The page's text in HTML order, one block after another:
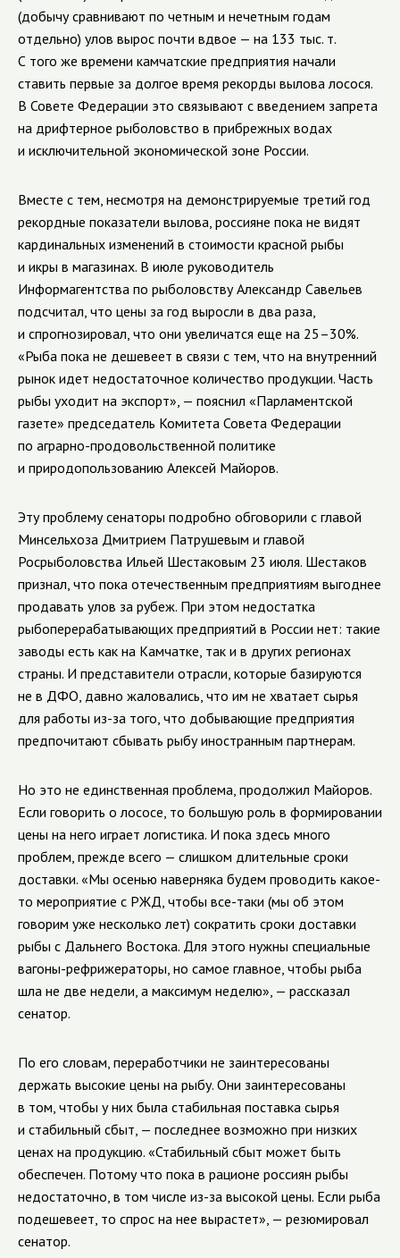
(добычу сравнивают по четным и нечетным годам
отдельно) улов вырос почти вдвое — на 133 тыс. т.
С того же времени камчатские предприятия начали
ставить первые за долгое время рекорды вылова лосося.
В Совете Федерации это связывают с введением запрета
на дрифтерное рыболовство в прибрежных водах
и исключительной экономической зоне России.
Вместе с тем, несмотря на демонстрируемые третий год
рекордные показатели вылова, россияне пока не видят
кардинальных изменений в стоимости красной рыбы
и икры в магазинах. В июле руководитель
Информагентства по рыболовству Александр Савельев
подсчитал, что цены за год выросли в два раза,
и спрогнозировал, что они увеличатся еще на 25–30%.
«Рыба пока не дешевеет в связи с тем, что на внутренний
рынок идет недостаточное количество продукции. Часть
рыбы уходит на экспорт», — пояснил «Парламентской
газете» председатель Комитета Совета Федерации
по аграрно-продовольственной политике
и природопользованию Алексей Майоров.
Эту проблему сенаторы подробно обговорили с главой
Минсельхоза Дмитрием Патрушевым и главой
Росрыболовства Ильей Шестаковым 23 июля. Шестаков
признал, что пока отечественным предприятиям выгоднее
продавать улов за рубеж. При этом недостатка
рыбоперерабатывающих предприятий в России нет: такие
заводы есть как на Камчатке, так и в других регионах
страны. И представители отрасли, которые базируются
не в ДФО, давно жаловались, что им не хватает сырья
для работы из-за того, что добывающие предприятия
предпочитают сбывать рыбу иностранным партнерам.
Но это не единственная проблема, продолжил Майоров.
Если говорить о лососе, то большую роль в формировании
цены на него играет логистика. И пока здесь много
проблем, прежде всего — слишком длительные сроки
доставки. «Мы осенью наверняка будем проводить какое-
то мероприятие с РЖД, чтобы все-таки (мы об этом
говорим уже несколько лет) сократить сроки доставки
рыбы с Дальнего Востока. Для этого нужны специальные
вагоны-рефрижераторы, но самое главное, чтобы рыба
шла не две недели, а максимум неделю», — рассказал
сенатор.
По его словам, переработчики не заинтересованы
держать высокие цены на рыбу. Они заинтересованы
в том, чтобы у них была стабильная поставка сырья
и стабильный сбыт, — последнее возможно при низких
ценах на продукцию. «Стабильный сбыт может быть
обеспечен. Потому что пока в рационе россиян рыбы
недостаточно, в том числе из-за высокой цены. Если рыба
подешевеет, то спрос на нее вырастет», — резюмировал
сенатор.